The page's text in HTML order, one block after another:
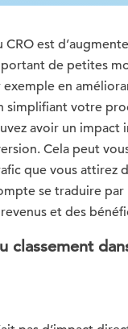
CRO est
de petites
en
simplifiant votre
avoir un impact
Cela peut
que vous attirez
se traduire par
et des
classement